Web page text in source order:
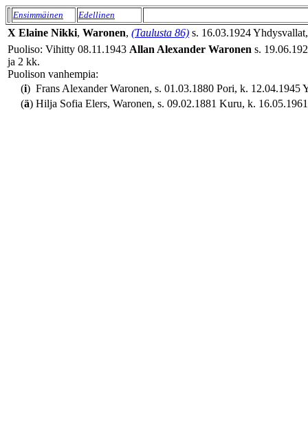
Ensimmäinen Edellinen
X Elaine Nikki, Waronen, (Taulusta 86) s. 16.03.1924
Puoliso: Vihitty 08.11.1943 Allan Alexander Waronen s.
ja 2 kk.
Puolison vanhempia:
(i) Frans Alexander Waronen, s. 01.03.1880 Pori, k. 12.04.1945
(ä) Hilja Sofia Elers, Waronen, s. 09.02.1881 Kuru, k.